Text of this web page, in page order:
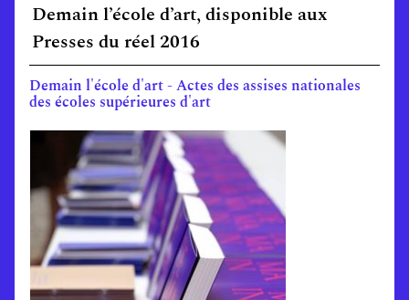
Demain l’école d’art, disponible aux
Presses du réel 2016
Demain l'école d'art - Actes des assises nationales
des écoles supérieures d'art